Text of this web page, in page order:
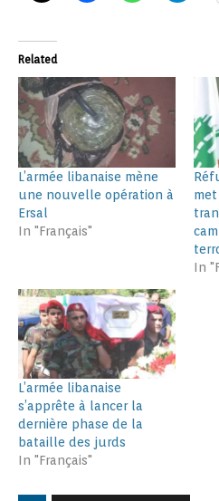
Related
L’armée libanaise mène
une nouvelle opération à
Ersal
In "Français"
In
L’armée libanaise
s’apprête à lancer la
dernière phase de la
bataille des jurds
In "Français"